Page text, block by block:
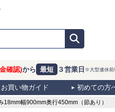
確認)から 最短 ３営業日 ※大型連休前
お買い物ガイド 初めての方
幅900mm奥行450mm（節あり）